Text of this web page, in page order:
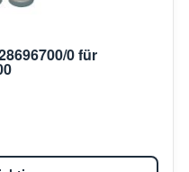
0 für